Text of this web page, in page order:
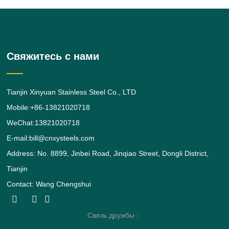
Свяжитесь с нами
Tianjin Xinyuan Stainless Steel Co., LTD
Mobile:+86-13821020718
WeChat:13821020718
E-mail:bill@cnxysteels.com
Address: No. 8899, Jinbei Road, Jinqiao Street, Dongli District,
Tianjin
Contact: Wang Chengshui
Связь дружбы：